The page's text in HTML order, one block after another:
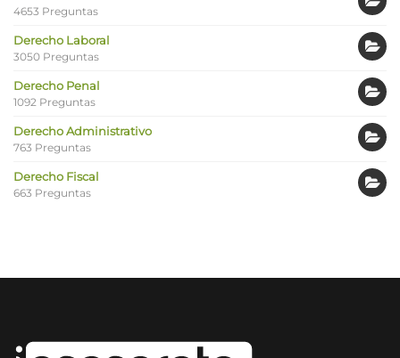
4653 Preguntas
Derecho Laboral
3050 Preguntas
Derecho Penal
1092 Preguntas
Derecho Administrativo
763 Preguntas
Derecho Fiscal
663 Preguntas